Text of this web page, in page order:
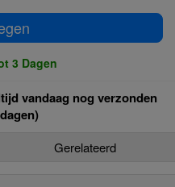
3 Dagen
vandaag nog verzonden
Gerelateerd